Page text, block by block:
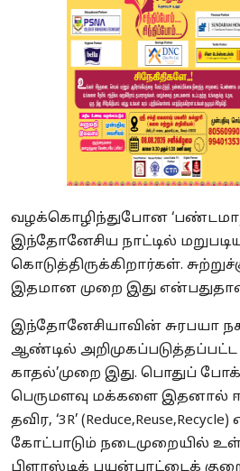
வழக்கொழிந்துபோன
இந்தோனேசிய நாட்டில்
கொடுத்திருக்கிறார்கள்.
இதமான முறை இது
இந்தோனேசியாவின் சுரபயா
ஆண்டில் அறிமுகப்படுத்தப்பட்ட
காதல்’முறை இது. பொதுப்
பெருமளவு மக்களை இதனால்
தவிர, ‘3R’
கோட்பாடும் நடைமுறையில்